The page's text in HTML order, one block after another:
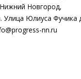
Новгород,
Улица Юлиуса Фучика
nn.ru